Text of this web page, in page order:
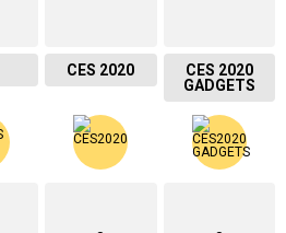
CES 2020
CES 2020
GADGETS